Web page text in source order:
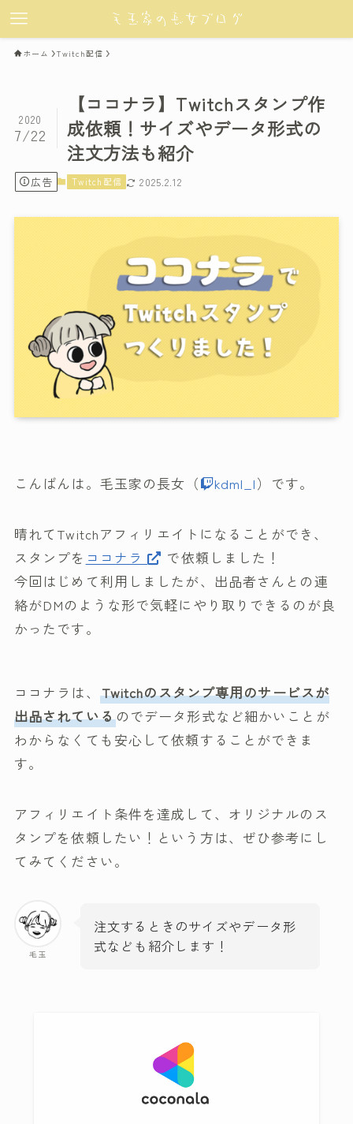
ホーム Twitch配信
【ココナラ】Twitchスタンプ作
成依頼！サイズやデータ形式の
注文方法も紹介
2020
7/22
広告 Twitch配信 2025.2.12
こんばんは。毛玉家の長女（ kdml_l）です。
晴れてTwitchアフィリエイトになることができ、
スタンプを ココナラ
で依頼しました！
今回はじめて利用しましたが、出品者さんとの連
絡がDMのような形で気軽にやり取りできるのが良
かったです。
ココナラは、 Twitchのスタンプ専用のサービスが
出品されているのでデータ形式など細かいことが
わからなくても安心して依頼することができま
す。
アフィリエイト条件を達成して、オリジナルのス
タンプを依頼したい！という方は、ぜひ参考にし
てみてください。
毛玉
注文するときのサイズやデータ形
式なども紹介します！